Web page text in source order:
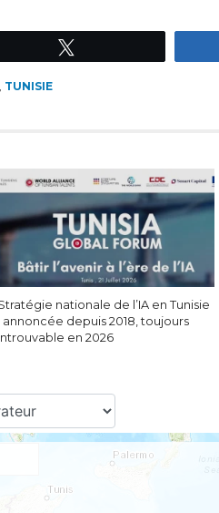
TUNISIE
nationale de l’IA en Tunisie
annoncée depuis 2018, toujours
en 2026